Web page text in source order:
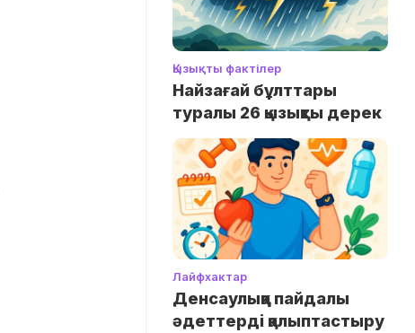
Қызықты фактілер
Найзағай бұлттары
туралы 26 қызықты дерек
Лайфхактар
Денсаулыққа пайдалы
әдеттерді қалыптастыру